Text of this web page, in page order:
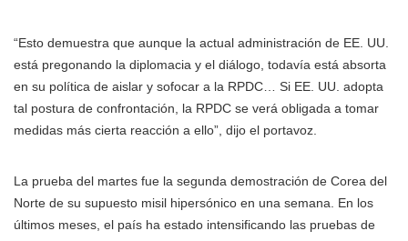
“Esto demuestra que aunque la actual administración de EE. UU.
está pregonando la diplomacia y el diálogo, todavía está absorta
en su política de aislar y sofocar a la RPDC… Si EE. UU. adopta
tal postura de confrontación, la RPDC se verá obligada a tomar
medidas más cierta reacción a ello”, dijo el portavoz.
La prueba del martes fue la segunda demostración de Corea del
Norte de su supuesto misil hipersónico en una semana. En los
últimos meses, el país ha estado intensificando las pruebas de